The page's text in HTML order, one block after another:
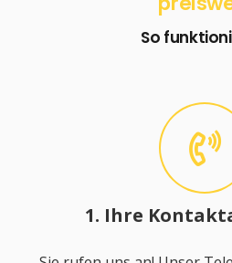
So
1. Ihre